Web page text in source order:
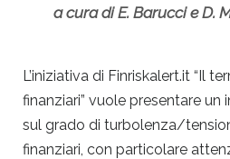
a cura di E. Barucci e D.
L’iniziativa di Finriskalert.it “Il
finanziari” vuole presentare
sul grado di turbolenza/
finanziari, con particolare